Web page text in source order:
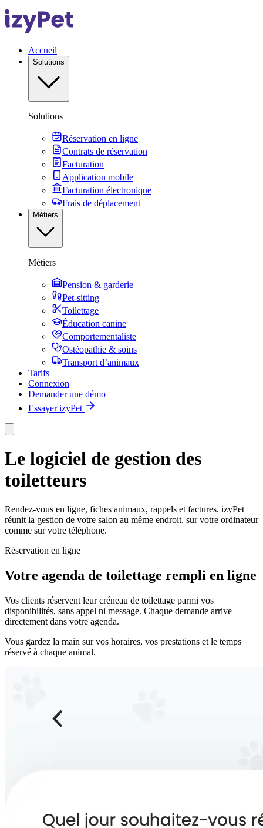
Accueil
Solutions
Solutions
Réservation en ligne
Contrats de réservation
Facturation
Application mobile
Facturation électronique
Frais de déplacement
Métiers
Métiers
Pension & garderie
Pet-sitting
Toilettage
Éducation canine
Comportementaliste
Ostéopathie & soins
Transport d’animaux
Tarifs
Connexion
Demander une démo
Essayer izyPet
Le logiciel de gestion des
toiletteurs
Rendez-vous en ligne, fiches animaux, rappels et factures. izyPet
réunit la gestion de votre salon au même endroit, sur votre ordinateur
comme sur votre téléphone.
Réservation en ligne
Votre agenda de toilettage rempli en ligne
Vos clients réservent leur créneau de toilettage parmi vos
disponibilités, sans appel ni message. Chaque demande arrive
directement dans votre agenda.
Vous gardez la main sur vos horaires, vos prestations et le temps
réservé à chaque animal.